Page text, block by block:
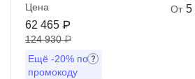
Цена
62 465 ₽
124 930 ₽
Ещё -20% по
промокоду
От 5